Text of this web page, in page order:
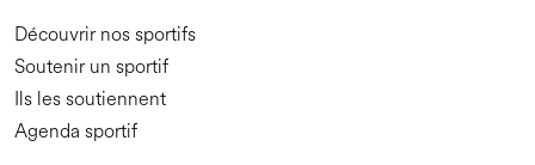
Découvrir nos sportifs
Soutenir un sportif
Ils les soutiennent
Agenda sportif